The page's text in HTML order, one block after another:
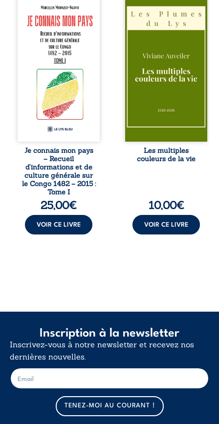
Je connais mon
pays se présente
comme une œuvre
de transmission et
d’éveil civique,
destinée à raviver
la mémoire
congolaise. En
retraçant les
grandes étapes de
l’histoire
nationale, il
entend combattre
l’ignorance, le
repli identitaire et
l’affaiblissement
patriotique.
Accessible à tous,
ce recueil offre
des repères
essentiels pour
mieux
comprendre le ...
Je connais mon pays
– Recueil
d’informations et de
culture générale sur
le Congo 1482 – 2015 :
Tome I
25,00€
VOIR CE LIVRE
Trois récits, trois
existences saisies
à l’instant où tout
bascule. Une
l’apaisement, un
recouvre
l’espérance, tandis
pour en retrouver
Entre souvenirs,
désillusions, Les
multiples couleurs
de la vie explore la
Les multiples
couleurs de la vie
10,00€
VOIR CE LIVRE
Inscription à la newsletter
Inscrivez-vous à notre newsletter et recevez nos
dernières nouvelles.
m
a
i
l
E
-
m
TENEZ-MOI AU COURANT !